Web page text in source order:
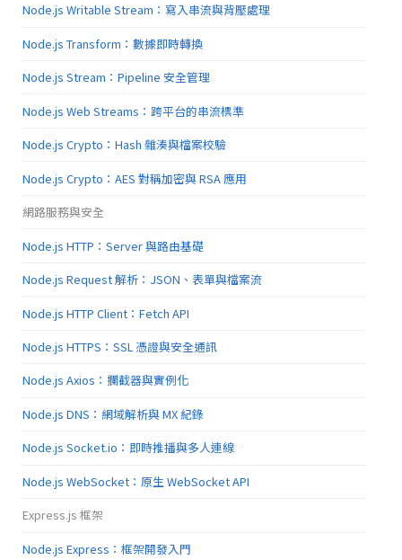
Node.js Writable Stream：寫入串流與背壓處理
Node.js Transform：數據即時轉換
Node.js Stream：Pipeline 安全管理
Node.js Web Streams：跨平台的串流標準
Node.js Crypto：Hash 雜湊與檔案校驗
Node.js Crypto：AES 對稱加密與 RSA 應用
網路服務與安全
Node.js HTTP：Server 與路由基礎
Node.js Request 解析：JSON、表單與檔案流
Node.js HTTP Client：Fetch API
Node.js HTTPS：SSL 憑證與安全通訊
Node.js Axios：攔截器與實例化
Node.js DNS：網域解析與 MX 紀錄
Node.js Socket.io：即時推播與多人連線
Node.js WebSocket：原生 WebSocket API
Express.js 框架
Node.js Express：框架開發入門